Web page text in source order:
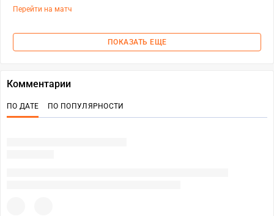
Перейти на матч
ПОКАЗАТЬ ЕЩЕ
Комментарии
ПО ДАТЕ ПО ПОПУЛЯРНОСТИ